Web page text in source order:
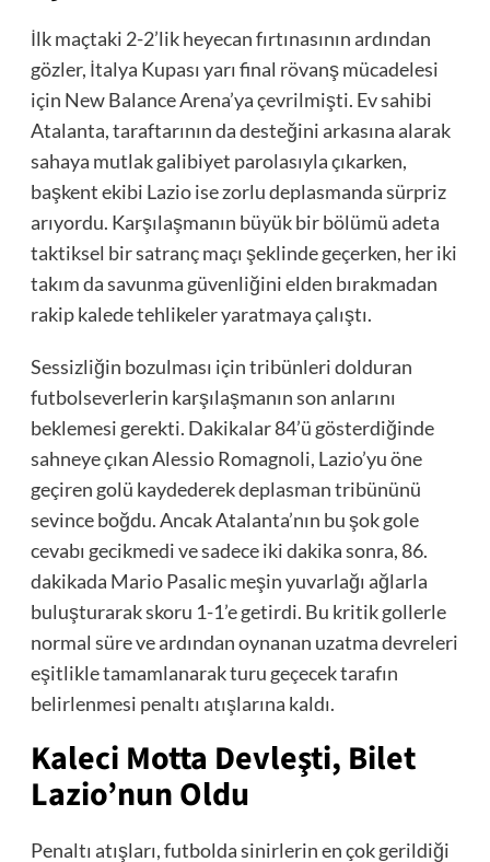
İlk maçtaki 2-2’lik heyecan fırtınasının ardından
gözler, İtalya Kupası yarı final rövanş mücadelesi
için New Balance Arena’ya çevrilmişti. Ev sahibi
Atalanta, taraftarının da desteğini arkasına alarak
sahaya mutlak galibiyet parolasıyla çıkarken,
başkent ekibi Lazio ise zorlu deplasmanda sürpriz
arıyordu. Karşılaşmanın büyük bir bölümü adeta
taktiksel bir satranç maçı şeklinde geçerken, her iki
takım da savunma güvenliğini elden bırakmadan
rakip kalede tehlikeler yaratmaya çalıştı.
Sessizliğin bozulması için tribünleri dolduran
futbolseverlerin karşılaşmanın son anlarını
beklemesi gerekti. Dakikalar 84’ü gösterdiğinde
sahneye çıkan Alessio Romagnoli, Lazio’yu öne
geçiren golü kaydederek deplasman tribününü
sevince boğdu. Ancak Atalanta’nın bu şok gole
cevabı gecikmedi ve sadece iki dakika sonra, 86.
dakikada Mario Pasalic meşin yuvarlağı ağlarla
buluşturarak skoru 1-1’e getirdi. Bu kritik gollerle
normal süre ve ardından oynanan uzatma devreleri
eşitlikle tamamlanarak turu geçecek tarafın
belirlenmesi penaltı atışlarına kaldı.
Kaleci Motta Devleşti, Bilet
Lazio’nun Oldu
Penaltı atışları, futbolda sinirlerin en çok gerildiği